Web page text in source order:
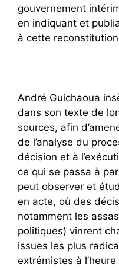
gouvernement
en indiquant et
à cette
André Guichaoua
dans son texte de
sources, afin
de l’analyse du
décision et à
ce qui se passa à
peut observer et
en acte, où des
notamment les
politiques) vinrent
issues les plus
extrémistes à